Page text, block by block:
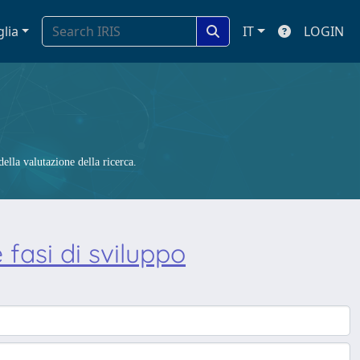
IT LOGIN
valutazione della ricerca.
fasi di sviluppo